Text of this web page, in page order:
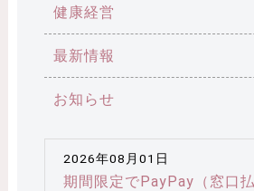
健康経営
最新情報
お知らせ
2026年08月01日
期間限定でPayPay（窓口